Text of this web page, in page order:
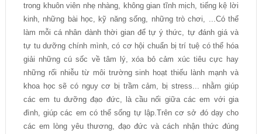
trong khuôn viên nhẹ nhàng, không gian tĩnh mịch, tiếng kệ lời
kinh, những bài học, kỹ năng sống, những trò chơi, ...Có thể
làm mỗi cá nhân dành thời gian để tự ý thức, tự đánh giá và
tự tu dưỡng chính mình, có cơ hội chuẩn bị trí tuệ có thể hóa
giải những cú sốc về tâm lý, xóa bỏ cảm xúc tiêu cực hay
những rối nhiễu từ môi trường sinh hoạt thiếu lành mạnh và
khoa học sẽ có nguy cơ bị trầm cảm, bị stress... nhằm giúp
các em tu dưỡng đạo đức, là cầu nối giữa các em với gia
đình, giúp các em có thể sống tự lập.Trên cơ sở đó dạy cho
các em lòng yêu thương, đạo đức và cách nhận thức đúng